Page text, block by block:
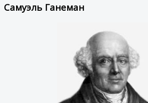
Самуэль Ганеман